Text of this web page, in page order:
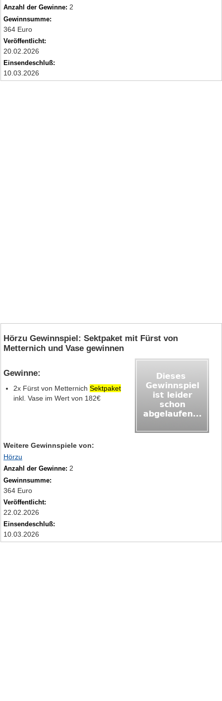
Anzahl der Gewinne: 2
Gewinnsumme:
364 Euro
Veröffentlicht:
20.02.2026
Einsendeschluß:
10.03.2026
Hörzu Gewinnspiel: Sektpaket mit Fürst von
Metternich und Vase gewinnen
Gewinne:
2x Fürst von Metternich Sektpaket
inkl. Vase im Wert von 182€
Weitere Gewinnspiele von:
Hörzu
Anzahl der Gewinne: 2
Gewinnsumme:
364 Euro
Veröffentlicht:
22.02.2026
Einsendeschluß:
10.03.2026